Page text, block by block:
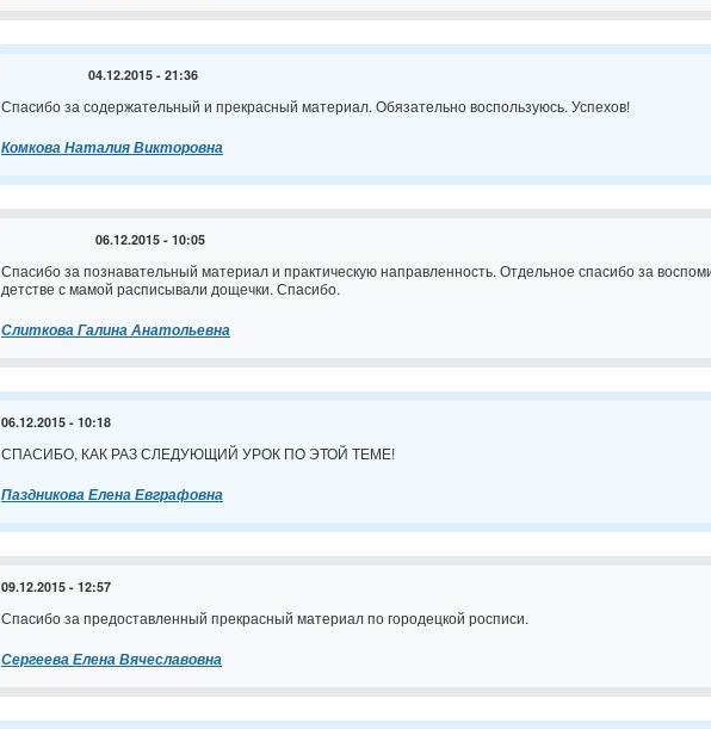
04.12.2015 - 21:36
Спасибо за содержательный и прекрасный материал. Обязательно воспользуюсь. Успехов!
Комкова Наталия Викторовна
06.12.2015 - 10:05
Спасибо за познавательный материал и практическую направленность. Отдельное спасибо за
детстве с мамой расписывали дощечки. Спасибо.
Слиткова Галина Анатольевна
06.12.2015 - 10:18
СПАСИБО, КАК РАЗ СЛЕДУЮЩИЙ УРОК ПО ЭТОЙ ТЕМЕ!
Паздникова Елена Евграфовна
09.12.2015 - 12:57
Спасибо за предоставленный прекрасный материал по городецкой росписи.
Сергеева Елена Вячеславовна